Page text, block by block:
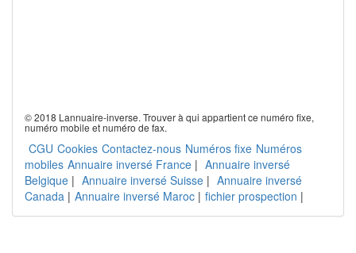
© 2018 Lannuaire-inverse. Trouver à qui appartient ce numéro fixe,
numéro mobile et numéro de fax.
CGU Cookies Contactez-nous Numéros fixe Numéros
mobiles Annuaire inversé France | Annuaire inversé
Belgique | Annuaire inversé Suisse | Annuaire inversé
Canada | Annuaire inversé Maroc | fichier prospection |